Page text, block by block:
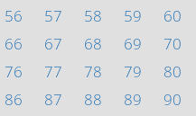
56 57 58 59
60
66 67 68 69
70
76 77 78 79
80
86 87 88 89
90